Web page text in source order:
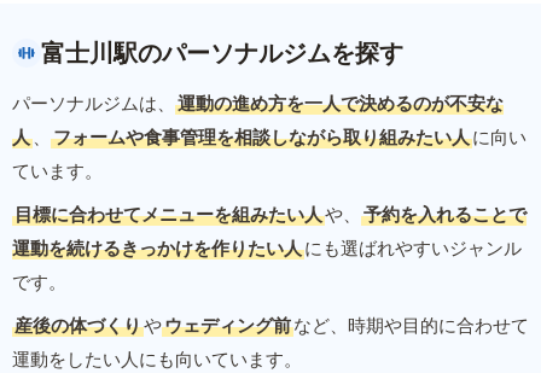
富士川駅のパーソナルジムを探す
パーソナルジムは、
運動の進め方を一人で決めるのが不安な
人 、 フォームや食事管理を相談しながら取り組みたい人に向い
ています。
目標に合わせてメニューを組みたい人や、
予約を入れることで
運動を続けるきっかけを作りたい人にも選ばれやすいジャンル
です。
産後の体づくりやウェディング前など、時期や目的に合わせて
運動をしたい人にも向いています。